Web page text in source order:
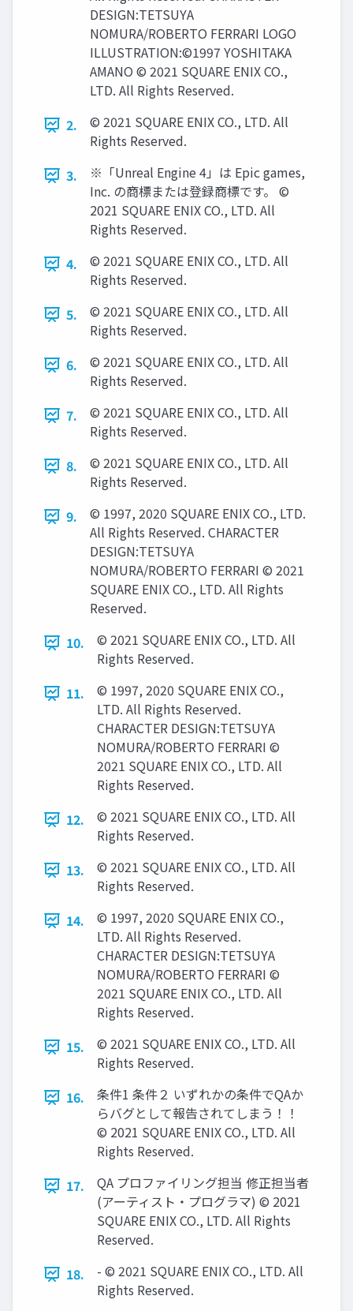
DESIGN:TETSUYA
NOMURA/ROBERTO FERRARI LOGO
ILLUSTRATION:©1997 YOSHITAKA
AMANO © 2021 SQUARE ENIX CO.,
LTD. All Rights Reserved.
2.
© 2021 SQUARE ENIX CO., LTD. All
Rights Reserved.
3.
※「Unreal Engine 4」は Epic games,
Inc. の商標または登録商標です。 ©
2021 SQUARE ENIX CO., LTD. All
Rights Reserved.
4.
© 2021 SQUARE ENIX CO., LTD. All
Rights Reserved.
5.
© 2021 SQUARE ENIX CO., LTD. All
Rights Reserved.
6.
© 2021 SQUARE ENIX CO., LTD. All
Rights Reserved.
7.
© 2021 SQUARE ENIX CO., LTD. All
Rights Reserved.
8.
© 2021 SQUARE ENIX CO., LTD. All
Rights Reserved.
9.
© 1997, 2020 SQUARE ENIX CO., LTD.
All Rights Reserved. CHARACTER
DESIGN:TETSUYA
NOMURA/ROBERTO FERRARI © 2021
SQUARE ENIX CO., LTD. All Rights
Reserved.
10.
© 2021 SQUARE ENIX CO., LTD. All
Rights Reserved.
11.
© 1997, 2020 SQUARE ENIX CO.,
LTD. All Rights Reserved.
CHARACTER DESIGN:TETSUYA
NOMURA/ROBERTO FERRARI ©
2021 SQUARE ENIX CO., LTD. All
Rights Reserved.
12.
© 2021 SQUARE ENIX CO., LTD. All
Rights Reserved.
13.
© 2021 SQUARE ENIX CO., LTD. All
Rights Reserved.
14.
© 1997, 2020 SQUARE ENIX CO.,
LTD. All Rights Reserved.
CHARACTER DESIGN:TETSUYA
NOMURA/ROBERTO FERRARI ©
2021 SQUARE ENIX CO., LTD. All
Rights Reserved.
15.
© 2021 SQUARE ENIX CO., LTD. All
Rights Reserved.
16.
条件1 条件２ いずれかの条件でQAか
らバグとして報告されてしまう！！
© 2021 SQUARE ENIX CO., LTD. All
Rights Reserved.
17.
QA プロファイリング担当 修正担当者
(アーティスト・プログラマ) © 2021
SQUARE ENIX CO., LTD. All Rights
Reserved.
18.
- © 2021 SQUARE ENIX CO., LTD. All
Rights Reserved.